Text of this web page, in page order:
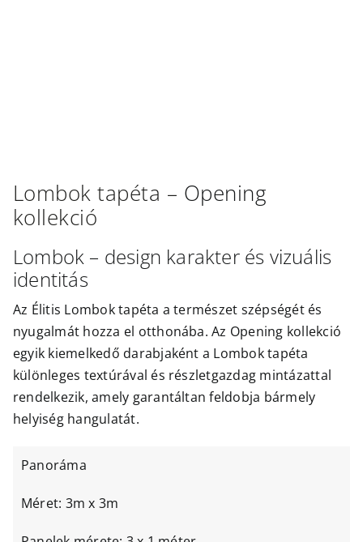
Lombok tapéta – Opening
kollekció
Lombok – design karakter és vizuális
identitás
Az Élitis Lombok tapéta a természet szépségét és
nyugalmát hozza el otthonába. Az Opening kollekció
egyik kiemelkedő darabjaként a Lombok tapéta
különleges textúrával és részletgazdag mintázattal
rendelkezik, amely garantáltan feldobja bármely
helyiség hangulatát.
Panoráma
Méret: 3m x 3m